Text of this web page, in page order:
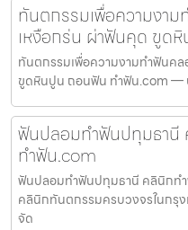
ทันตกรรมเพื่อความงา
เหงือกร่น ผ่าฟันคุด ขูด
ทันตกรรมเพื่อความงามทำฟันค
ขูดหินปูน ถอนฟัน ทำฟัน.com —
ฟันปลอมทำฟันปทุมธานี
ทำฟัน.com
ฟันปลอมทำฟันปทุมธานี คลินิกท
คลินิกทันตกรรมครบวงจรในกรุ
จัด